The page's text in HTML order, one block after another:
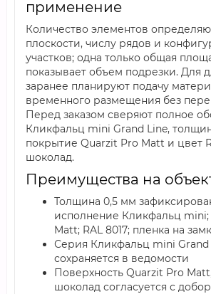
применение
Количество элементов
плоскости, числу рядов и
участков; одна только общая
показывает объем подрезки. Для
заранее планируют подачу
временного размещения без
Перед заказом сверяют полное
Кликфальц mini Grand Line,
покрытие Quarzit Pro Matt и цвет
шоколад.
Преимущества на
Толщина 0,5 мм
исполнение Кликфальц mini;
Matt; RAL 8017; пленка на
Серия Кликфальц mini Grand
сохраняется в ведомости
Поверхность Quarzit Pro
шоколад согласуется с